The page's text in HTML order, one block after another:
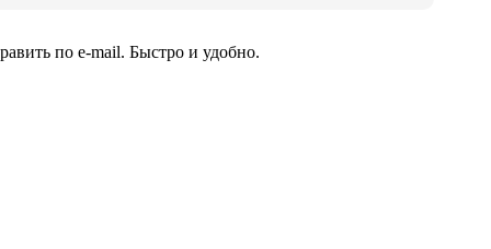
по e-mail. Быстро и удобно.